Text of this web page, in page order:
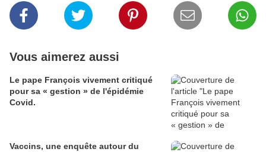
Vous aimerez aussi
Le pape François vivement critiqué
pour sa « gestion » de l'épidémie
Covid.
Vaccins, une enquête autour du